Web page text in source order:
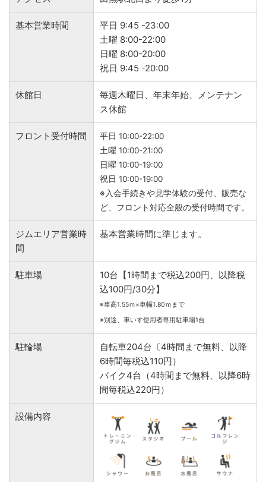
基本営業時間
平日 9:45 -23:00
土曜 8:00-22:00
日曜 8:00-20:00
祝日 9:45 -20:00
休館日
毎週木曜日、年末年始、メンテナン
ス休館
フロント受付時間
平日 10:00-22:00
土曜 10:00-21:00
日曜 10:00-19:00
祝日 10:00-19:00
※入会手続きや見学体験の受付、販売な
ど、フロント対応全般の受付時間です。
ジムエリア営業時
間
基本営業時間に準じます。
駐車場
10台【1時間まで税込200円、以降税
込100円/30分】
※車高1.55ｍ×車幅1.80ｍまで
※別途、車いす使用者専用駐車場1台
駐輪場
自転車204台〔4時間まで無料、以降
6時間毎税込110円）
バイク4台（4時間まで無料、以降6時
間毎税込220円）
設備内容